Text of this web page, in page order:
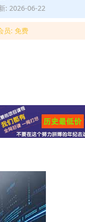
: 2026-06-22
员: 免费